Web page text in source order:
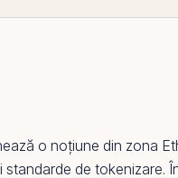
o noțiune din zona
de tokenizare.